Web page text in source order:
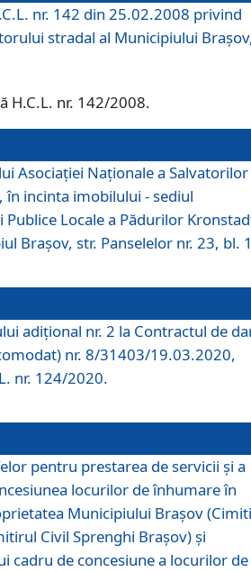
nr. 142 din 25.02.2008 privind
stradal al Municipiului
H.C.L. nr. 142/2008.
Asociației Naționale a Salvatorilor
în incinta imobilului - sediul
Locale a Pădurilor
Braşov, str. Panselelor nr. 23, bl.
adițional nr. 2 la Contractul de
nr. 8/31403/19.03.2020,
nr. 124/2020.
pentru prestarea de servicii şi a
locurilor de înhumare în
Municipiului Braşov
Civil Sprenghi Braşov) şi
cadru de concesiune a locurilor de